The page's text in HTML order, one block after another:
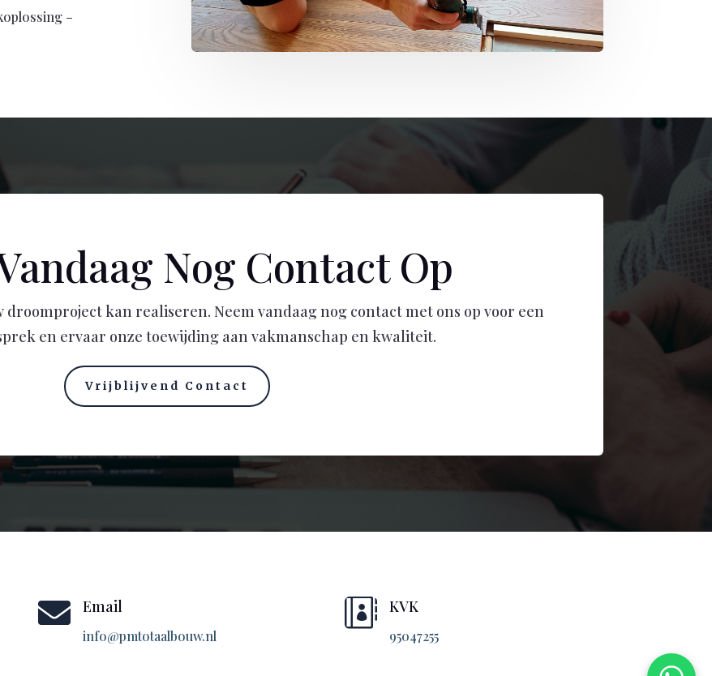
–
Nog Contact Op
droomproject kan realiseren. Neem vandaag nog contact met ons op voor een
en ervaar onze toewijding aan vakmanschap en kwaliteit.
Vrijblijvend Contact
 Email
info@pmtotaalbouw.nl
 KVK
95047255